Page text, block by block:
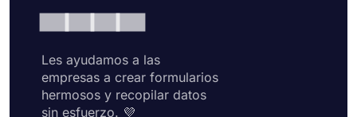
Les ayudamos a las
empresas a crear formularios
hermosos y recopilar datos
sin esfuerzo. 💜